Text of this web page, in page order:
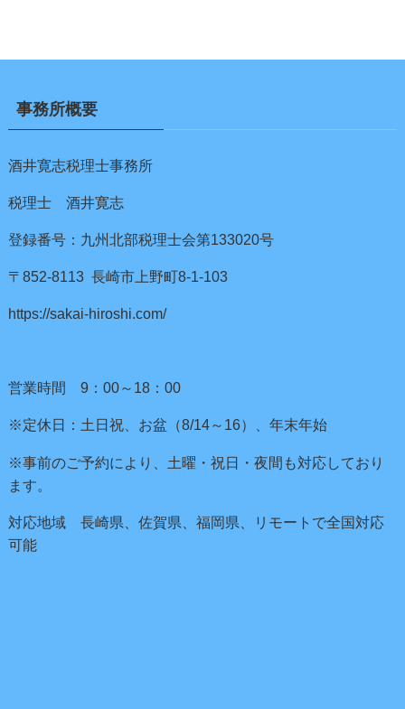
事務所概要
酒井寛志税理士事務所
税理士 酒井寛志
登録番号：九州北部税理士会第133020号
〒852-8113 長崎市上野町8-1-103
https://sakai-hiroshi.com/
営業時間 9：00～18：00
※定休日：土日祝、お盆（8/14～16）、年末年始
※事前のご予約により、土曜・祝日・夜間も対応しており
ます。
対応地域 長崎県、佐賀県、福岡県、リモートで全国対応
可能